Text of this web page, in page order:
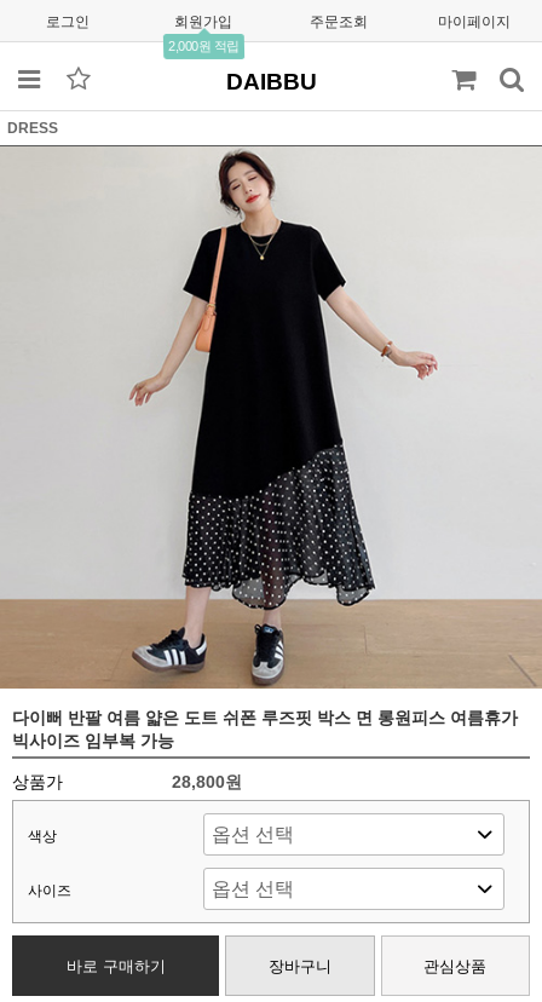
로그인 회원가입
2,000원 적립
주문조회 마이페이지
DAIBBU
DRESS
다이뻐 반팔 여름 얇은 도트 쉬폰 루즈핏 박스 면 롱원피스 여름휴가
빅사이즈 임부복 가능
상품가 28,800원
색상
사이즈
바로 구매하기 장바구니 관심상품